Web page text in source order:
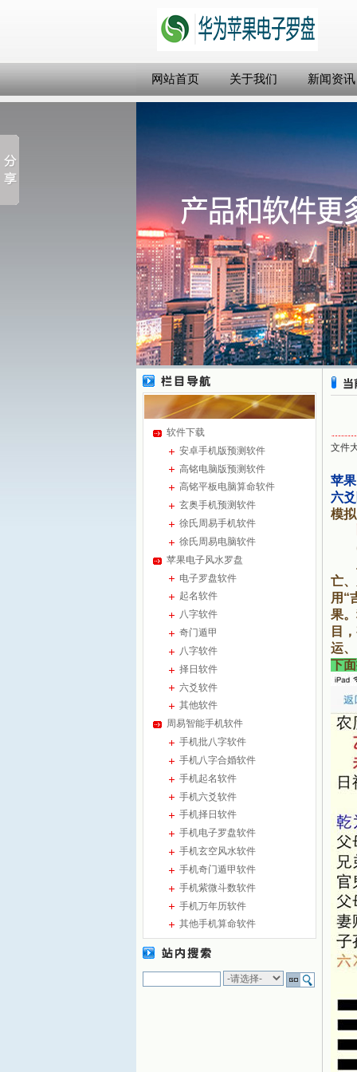
网站首页 关于我们 新闻资讯
软件下载
安卓手机版预测软件
高铭电脑版预测软件
高铭平板电脑算命软件
玄奥手机预测软件
徐氏周易手机软件
徐氏周易电脑软件
苹果电子风水罗盘
电子罗盘软件
起名软件
八字软件
奇门遁甲
八字软件
择日软件
六爻软件
其他软件
周易智能手机软件
手机批八字软件
手机八字合婚软件
手机起名软件
手机六爻软件
手机择日软件
手机电子罗盘软件
手机玄空风水软件
手机奇门遁甲软件
手机紫微斗数软件
手机万年历软件
其他手机算命软件
文件
苹
六
模
亡
用“
果
目
运
下